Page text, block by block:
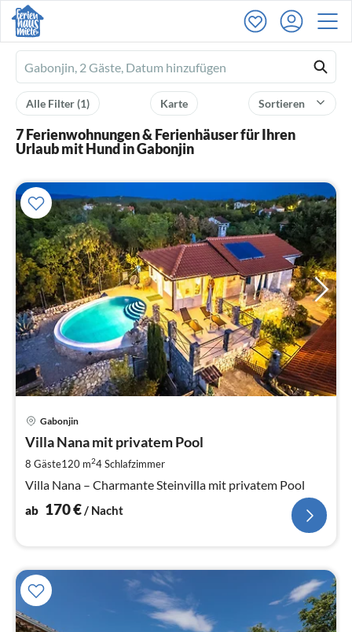
Ferienhausmiete
logo
Sortieren
Karte
Alle Filter(1)
7 Ferienwohnungen & Ferienhäuser für Ihren
Urlaub mit Hund in Gabonjin
Gabonjin
Villa Nana mit privatem Pool
8 Gäste120 m24Schlafzimmer
Villa Nana – Charmante Steinvilla mit privatem Pool
ab 170€/ Nacht